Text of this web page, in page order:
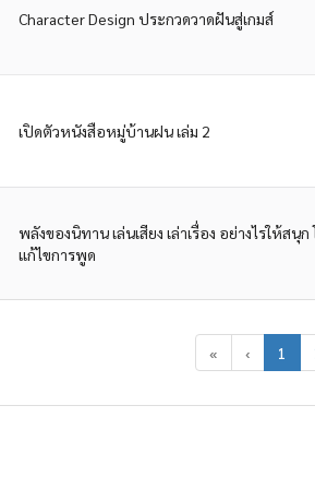
« ‹ 1
Character Design ประกวดวาดฝันสู่เกมส์
เปิดตัวหนังสือหมู่บ้านฝน เล่ม 2
พลังของนิทาน เล่นเสียง เล่าเรื่อง อย่างไรให้สนุก
แก้ไขการพูด